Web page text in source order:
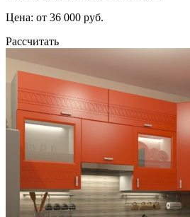
Цена: от 36 000 руб.
Рассчитать